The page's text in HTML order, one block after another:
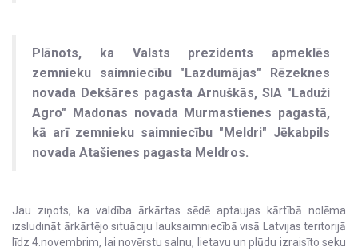
Plānots, ka Valsts prezidents apmeklēs
zemnieku saimniecību "Lazdumājas" Rēzeknes
novada Dekšāres pagasta Arnuškās, SIA "Laduži
Agro" Madonas novada Murmastienes pagastā,
kā arī zemnieku saimniecību "Meldri" Jēkabpils
novada Atašienes pagasta Meldros.
Jau ziņots, ka valdība ārkārtas sēdē aptaujas kārtībā nolēma
izsludināt ārkārtējo situāciju lauksaimniecībā visā Latvijas teritorijā
līdz 4.novembrim, lai novērstu salnu, lietavu un plūdu izraisīto seku